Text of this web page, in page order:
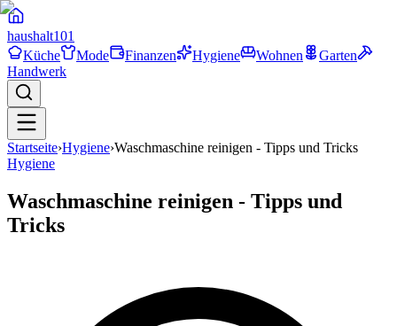
haushalt101
Küche
Mode Finanzen Hygiene Wohnen
Garten
Handwerk
Startseite›Hygiene›Waschmaschine reinigen - Tipps und Tricks
Hygiene
Waschmaschine reinigen - Tipps und
Tricks